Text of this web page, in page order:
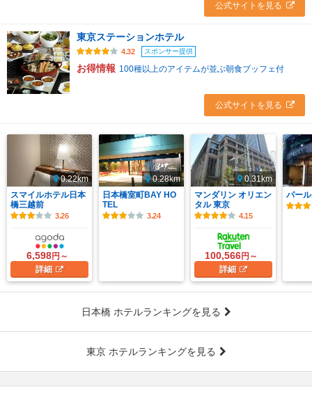
公式サイトを見る
東京ステーションホテル
4.32 スポンサー提供
お得情報 100種以上のアイテムが並ぶ朝食ブッフェ付
公式サイトを見る
0.22km
スマイルホテル日本
橋三越前
3.26
6,598円～
詳細
0.28km
日本橋室町BAY HO
TEL
3.24
0.31km
マンダリン オリエン
タル 東京
4.15
100,566円～
詳細
パー
日本橋 ホテルランキングを見る
東京 ホテルランキングを見る